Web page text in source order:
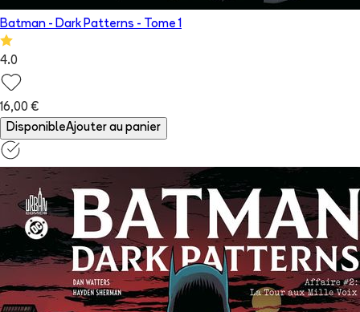
Batman - Dark Patterns - Tome 1
4.0
16,00 €
DisponibleAjouter au panier